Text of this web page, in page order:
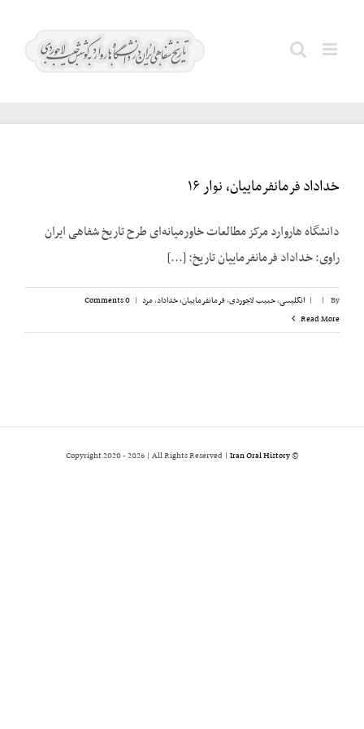
میلادی؛
خداداد فرمانفرماییان، نوار ۱۶
دانشگاه هاروارد مرکز مطالعات خاورمیانه‌ای طرح تاریخ شفاهی ایران
راوی: خداداد فرمانفرماییان تاریخ: [...]
By
|
| انگلیسی,حبیب لاجوردی,فرمانفرماییان، خداداد,مرد |
0 Comments
Read More
© Copyright 2020 -
2026 | All Rights Reserved | Iran Oral History